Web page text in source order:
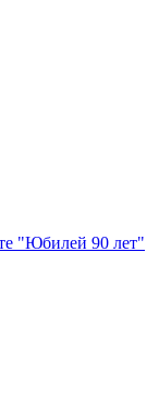
"Юбилей 90 лет"